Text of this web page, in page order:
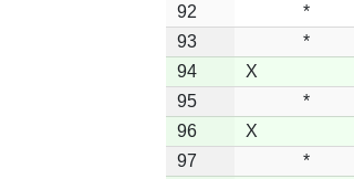
92
*
93
*
94
X
95
*
96
X
97
*